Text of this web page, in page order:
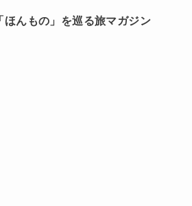
ほんもの」を巡る旅マガジン